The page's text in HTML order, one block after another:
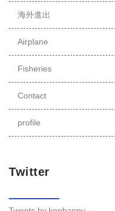
海外進出
Airplane
Fisheries
Contact
profile
Twitter